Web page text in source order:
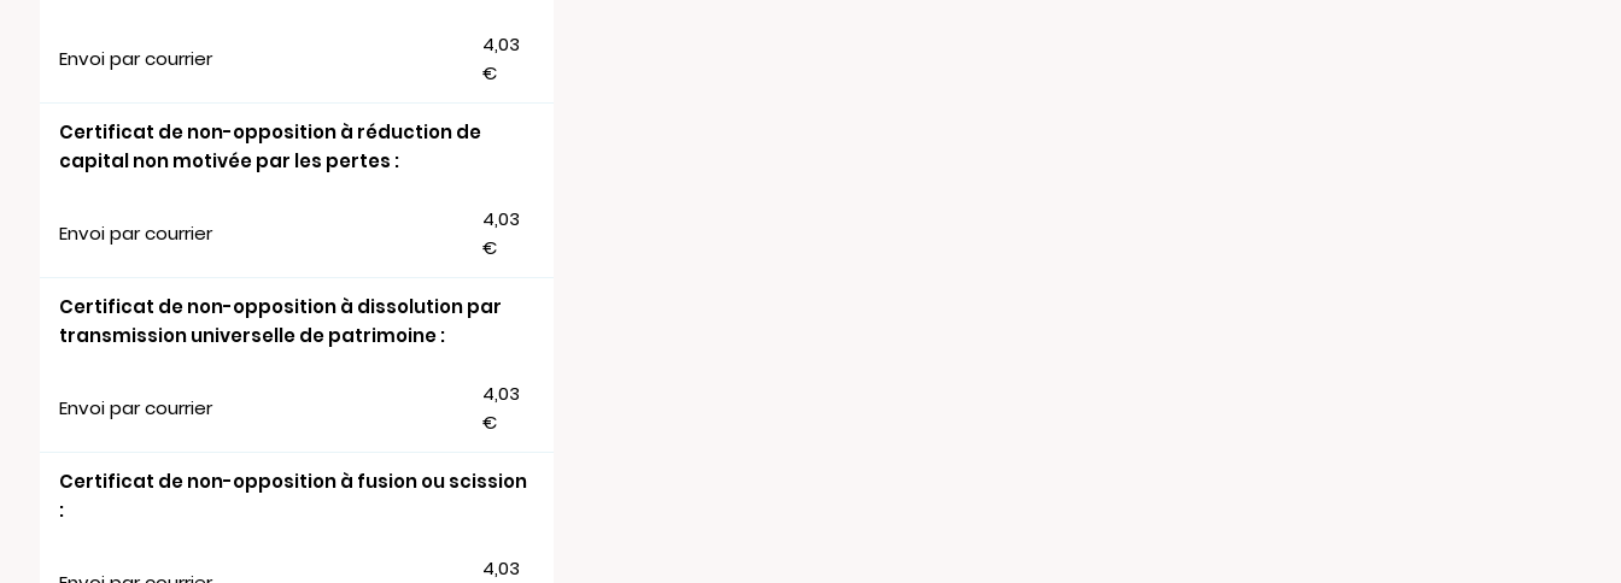
Envoi par courrier
4,03
€
Certificat de non-opposition à réduction de
capital non motivée par les pertes :
Envoi par courrier
4,03
€
Certificat de non-opposition à dissolution par
transmission universelle de patrimoine :
Envoi par courrier
4,03
€
Certificat de non-opposition à fusion ou scission
:
4,03